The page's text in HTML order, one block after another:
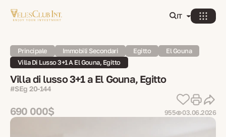
IT
Principale Immobili Secondari Egitto
El Gouna
Villa Di Lusso 3+1 A El Gouna, Egitto
Villa di lusso 3+1 a El Gouna, Egitto
#SEg 20-144
690 000$ 955 03.06.2026